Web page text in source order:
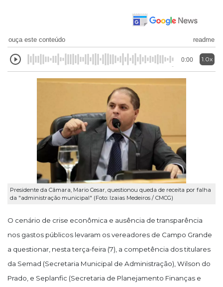
ouça este conteúdo readme
0:00 1.0x
Presidente da Câmara, Mario Cesar, questionou queda de receita por falha
da "administração municipal" (Foto: Izaias Medeiros / CMCG)
O cenário de crise econômica e ausência de transparência
nos gastos públicos levaram os vereadores de Campo Grande
a questionar, nesta terça-feira (7), a competência dos titulares
da Semad (Secretaria Municipal de Administração), Wilson do
Prado, e Seplanfic (Secretaria de Planejamento Finanças e